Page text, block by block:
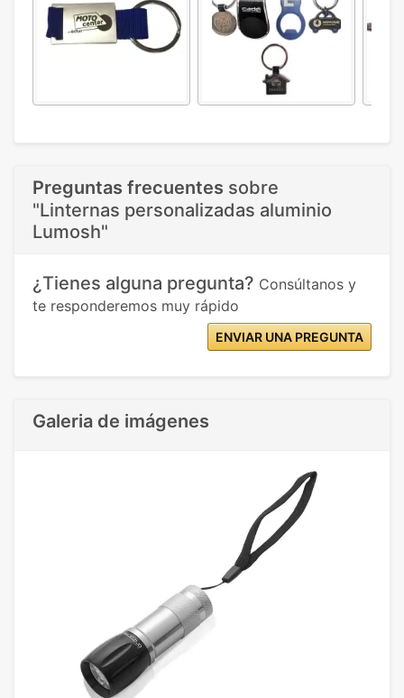
Preguntas frecuentes sobre
"Linternas personalizadas aluminio
Lumosh"
¿Tienes alguna pregunta? Consúltanos y
te responderemos muy rápido
ENVIAR UNA PREGUNTA
Galeria de imágenes